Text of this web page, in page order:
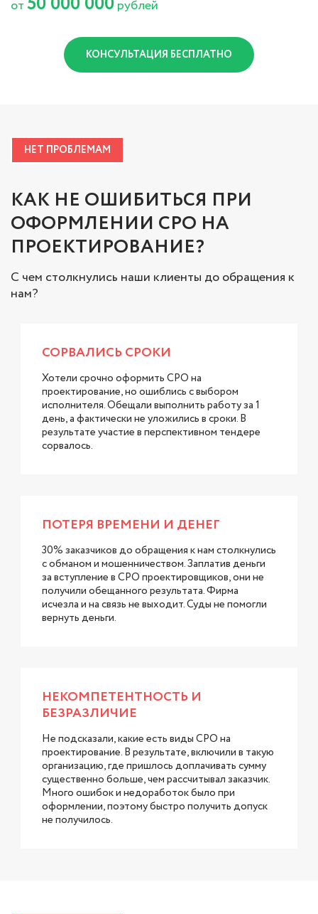
от рублей
КОНСУЛЬТАЦИЯ БЕСПЛАТНО
НЕТ ПРОБЛЕМАМ
КАК НЕ ОШИБИТЬСЯ ПРИ
ОФОРМЛЕНИИ СРО НА
ПРОЕКТИРОВАНИЕ?
С чем столкнулись наши клиенты до обращения к
нам?
СОРВАЛИСЬ СРОКИ
Хотели срочно оформить СРО на
проектирование, но ошиблись с выбором
исполнителя. Обещали выполнить работу за 1
день, а фактически не уложились в сроки. В
результате участие в перспективном тендере
сорвалось.
ПОТЕРЯ ВРЕМЕНИ И ДЕНЕГ
30% заказчиков до обращения к нам столкнулись
с обманом и мошенничеством. Заплатив деньги
за вступление в СРО проектировщиков, они не
получили обещанного результата. Фирма
исчезла и на связь не выходит. Суды не помогли
вернуть деньги.
НЕКОМПЕТЕНТНОСТЬ И
БЕЗРАЗЛИЧИЕ
Не подсказали, какие есть виды СРО на
проектирование. В результате, включили в такую
организацию, где пришлось доплачивать сумму
существенно больше, чем рассчитывал заказчик.
Много ошибок и недоработок было при
оформлении, поэтому быстро получить допуск
не получилось.